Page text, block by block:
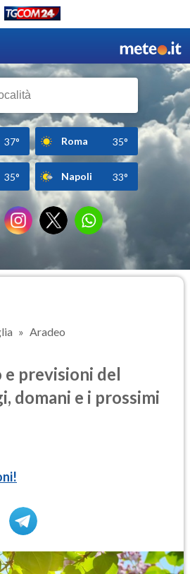
37° Roma 35°
35° Napoli 33°
Aradeo
previsioni del
domani e i prossimi